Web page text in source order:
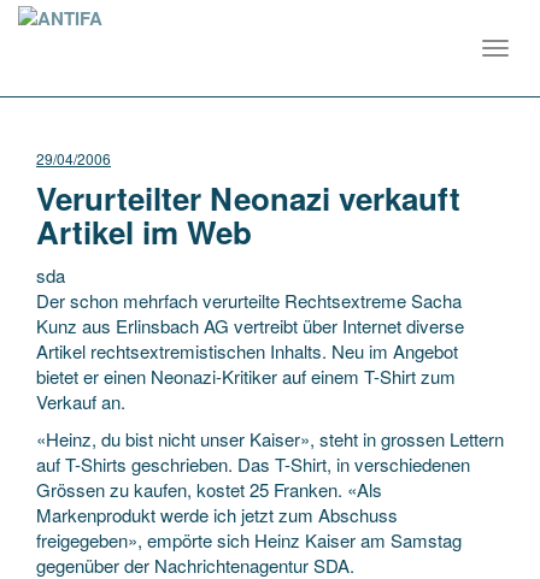
29/04/2006
Verurteilter Neonazi verkauft
Artikel im Web
sda
Der schon mehrfach verurteilte Rechtsextreme Sacha
Kunz aus Erlinsbach AG vertreibt über Internet diverse
Artikel rechtsextremistischen Inhalts. Neu im Angebot
bietet er einen Neonazi-Kritiker auf einem T-Shirt zum
Verkauf an.
«Heinz, du bist nicht unser Kaiser», steht in grossen Lettern
auf T-Shirts geschrieben. Das T-Shirt, in verschiedenen
Grössen zu kaufen, kostet 25 Franken. «Als
Markenprodukt werde ich jetzt zum Abschuss
freigegeben», empörte sich Heinz Kaiser am Samstag
gegenüber der Nachrichtenagentur SDA.